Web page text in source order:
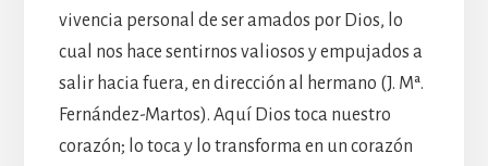
vivencia personal de ser amados por Dios, lo
cual nos hace sentirnos valiosos y empujados a
salir hacia fuera, en dirección al hermano (J. Mª.
Fernández-Martos). Aquí Dios toca nuestro
corazón; lo toca y lo transforma en un corazón